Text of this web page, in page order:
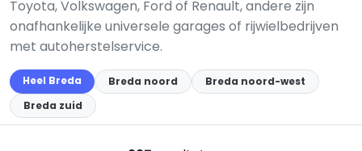
Toyota, Volkswagen, Ford of Renault, andere zijn
onafhankelijke universele garages of rijwielbedrijven
met autoherstelservice.
Heel Breda Breda noord
Breda noord-west
Breda zuid